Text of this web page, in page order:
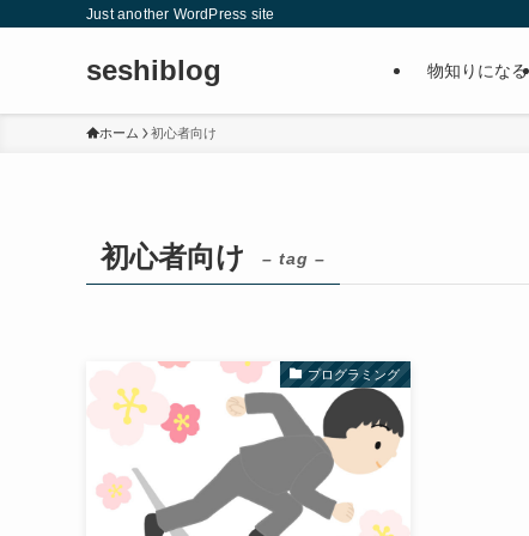
Just another WordPress site
seshiblog 物知りになる
ホーム 初心者向け
初心者向け – tag –
プログラミング